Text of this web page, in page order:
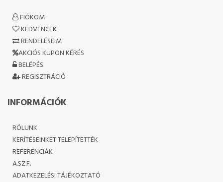
FIÓKOM
KEDVENCEK
RENDELÉSEIM
AKCIÓS KUPON KÉRÉS
BELÉPÉS
REGISZTRÁCIÓ
INFORMÁCIÓK
RÓLUNK
KERÍTÉSEINKET TELEPÍTETTÉK
REFERENCIÁK
A.SZ.F.
ADATKEZELÉSI TÁJÉKOZTATÓ